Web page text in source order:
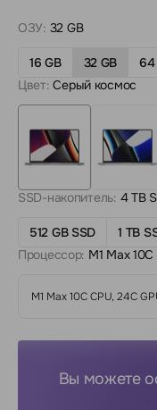
ОЗУ: 32 GB
16 GB 32 GB
64
Цвет: Серый космос
SSD-накопитель: 4 TB
512 GB SSD 1 TB
Процессор: M1 Max
M1 Max 10C CPU, 24C
Вы можете